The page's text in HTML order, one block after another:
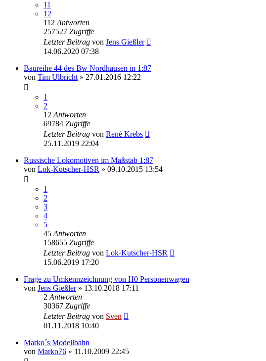
11
12
112 Antworten
257527 Zugriffe
Letzter Beitrag von Jens Gießler
14.06.2020 07:38
Baureihe 44 des Bw Nordhausen in 1:87
von Tim Ulbricht » 27.01.2016 12:22
1
2
12 Antworten
69784 Zugriffe
Letzter Beitrag von René Krebs
25.11.2019 22:04
Russische Lokomotiven im Maßstab 1:87
von Lok-Kutscher-HSR » 09.10.2015 13:54
1
2
3
4
5
45 Antworten
158655 Zugriffe
Letzter Beitrag von Lok-Kutscher-HSR
15.06.2019 17:20
Frage zu Umkennzeichnung von H0 Personenwagen
von Jens Gießler» 13.10.2018 17:11
2 Antworten
30367 Zugriffe
Letzter Beitrag von Sven
01.11.2018 10:40
Marko´s Modellbahn
von Marko76 » 11.10.2009 22:45